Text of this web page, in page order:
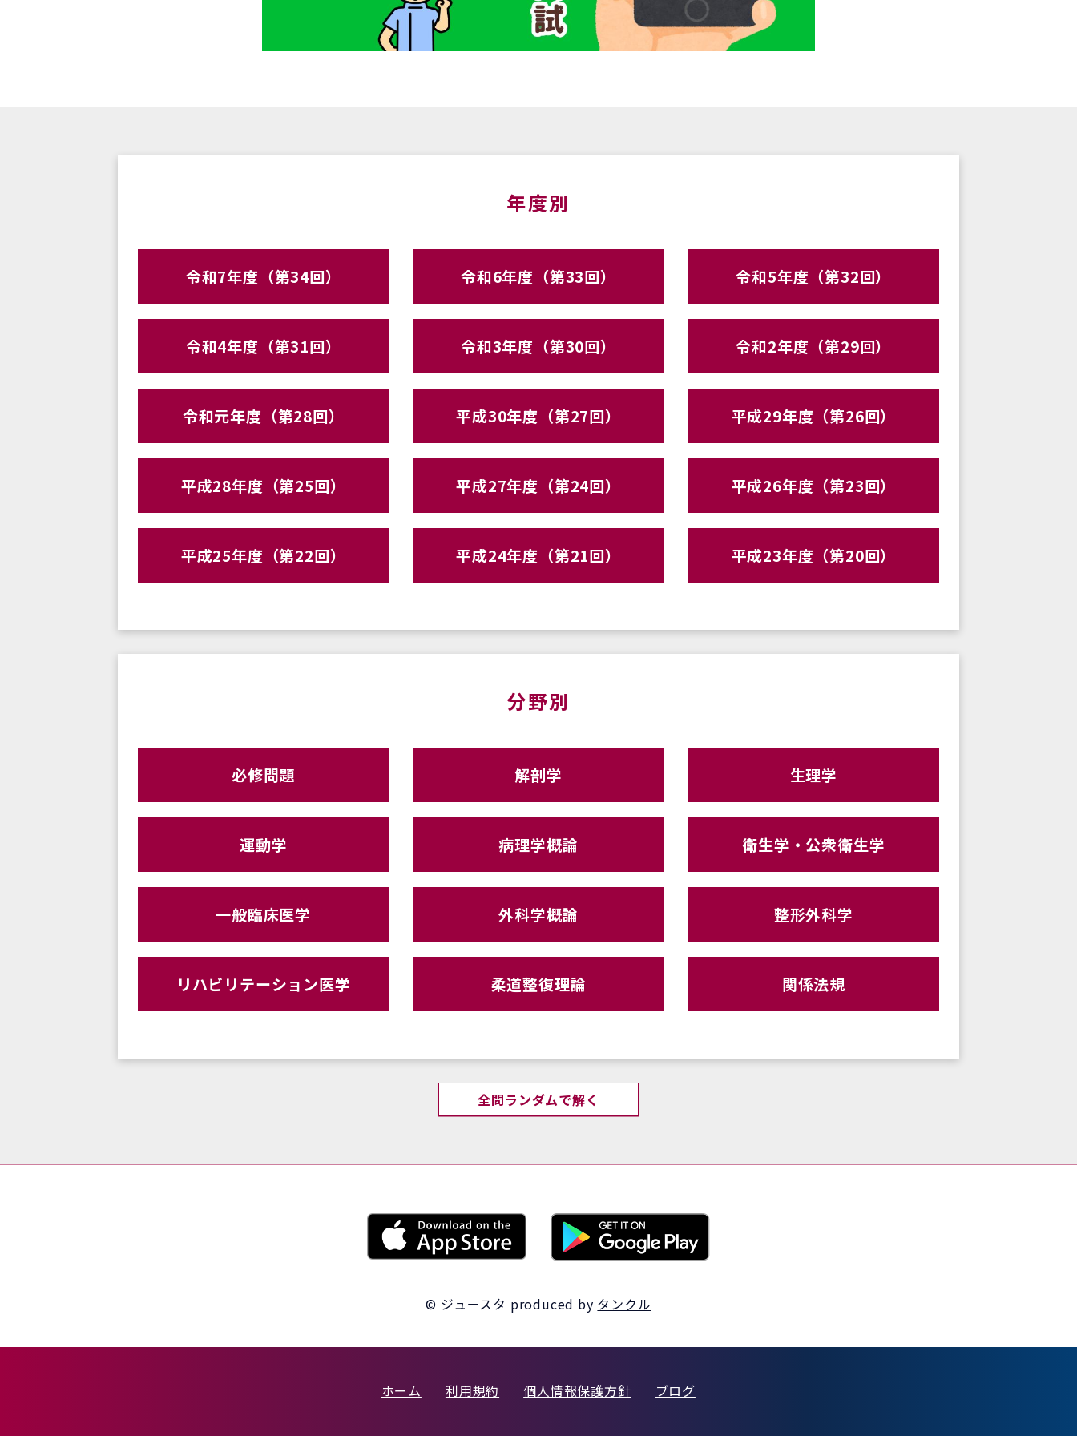
年度別
令和7年度（第34回） 令和6年度（第33回） 令和5年度（第32回）
令和4年度（第31回） 令和3年度（第30回） 令和2年度（第29回）
令和元年度（第28回） 平成30年度（第27回） 平成29年度（第26回）
平成28年度（第25回） 平成27年度（第24回） 平成26年度（第23回）
平成25年度（第22回） 平成24年度（第21回） 平成23年度（第20回）
分野別
必修問題 解剖学 生理学
運動学 病理学概論 衛生学・公衆衛生学
一般臨床医学 外科学概論 整形外科学
リハビリテーション医学 柔道整復理論 関係法規
全問ランダムで解く
© ジュースタ produced by タンクル
ホーム 利用規約 個人情報保護方針 ブログ